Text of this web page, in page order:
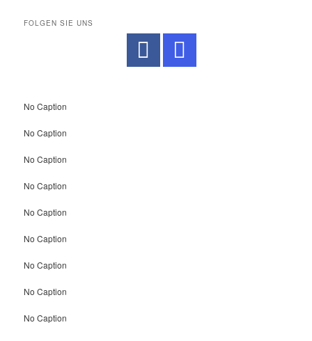
FOLGEN SIE UNS
No Caption
No Caption
No Caption
No Caption
No Caption
No Caption
No Caption
No Caption
No Caption